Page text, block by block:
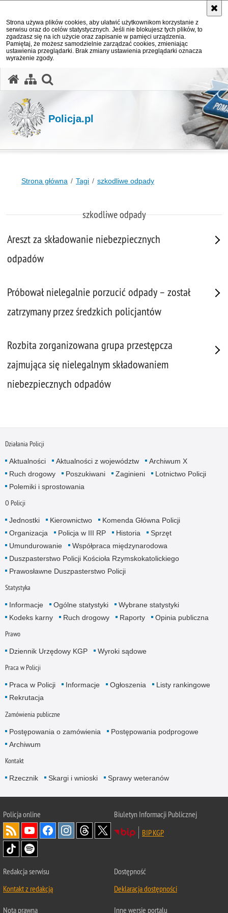
Strona używa plików cookies, aby ułatwić użytkownikom korzystanie z
serwisu oraz do celów statystycznych. Jeśli nie blokujesz tych plików, to
zgadzasz się na ich użycie oraz zapisanie w pamięci urządzenia.
Pamiętaj, że możesz samodzielnie zarządzać cookies, zmieniając
ustawienia przeglądarki. Brak zmiany ustawienia przeglądarki oznacza
wyrażenie zgody.
Policja.pl
Strona główna Tagi szkodliwe odpady
szkodliwe odpady
Areszt za składowanie niebezpiecznych
odpadów
Próbował nielegalnie porzucić odpady – został
zatrzymany przez średzkich policjantów
Rozbita zorganizowana grupa przestępcza
zajmująca się nielegalnym składowaniem
niebezpiecznych odpadów
Działania Policji
Aktualności Aktualności z województw
Archiwum X
Ruch drogowy
Poszukiwani Zaginieni
Lotnictwo Policji
Polemiki i sprostowania
O Policji
Jednostki Kierownictwo
Komenda Główna Policji
Organizacja
Policja w III RP Historia
Sprzęt
Umundurowanie
Współpraca międzynarodowa
Duszpasterstwo Policji Kościoła Rzymskokatolickiego
Prawosławne Duszpasterstwo Policji
Statystyka
Informacje Ogólne statystyki
Wybrane statystyki
Kodeks karny
Ruch drogowy Raporty Opinia publiczna
Prawo
Dziennik Urzędowy KGP Wyroki sądowe
Praca w Policji
Praca w Policji Informacje Ogłoszenia
Listy rankingowe
Rekrutacja
Zamówienia publiczne
Postępowania o zamówienia
Postępowania podprogowe
Archiwum
Kontakt
Rzecznik Skargi i wnioski Sprawy weteranów
Policjaonline
Biuletyn Informacji Publicznej
BIP KGP
Redakcja serwisu
Kontakt z redakcją
Dostępność
Deklaracja dostępności
Nota prawna Inne wersje portalu